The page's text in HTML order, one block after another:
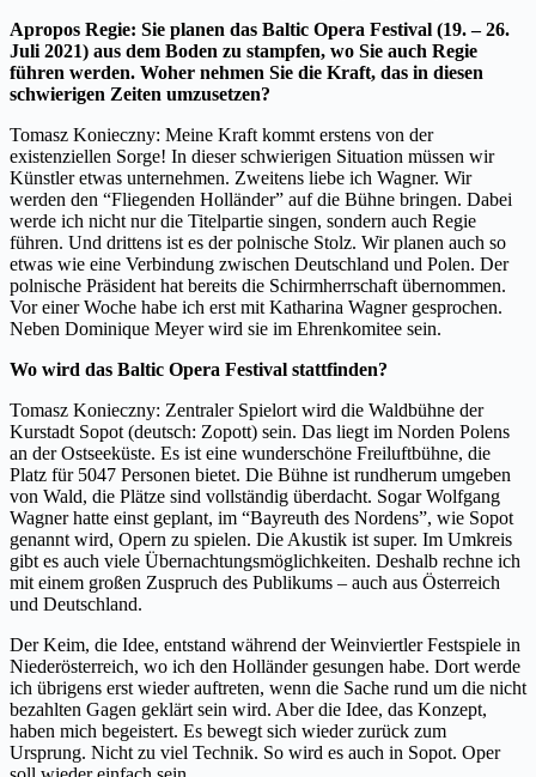
Apropos Regie: Sie planen das Baltic Opera Festival (19. – 26.
Juli 2021) aus dem Boden zu stampfen, wo Sie auch Regie
führen werden. Woher nehmen Sie die Kraft, das in diesen
schwierigen Zeiten umzusetzen?
Tomasz Konieczny: Meine Kraft kommt erstens von der
existenziellen Sorge! In dieser schwierigen Situation müssen wir
Künstler etwas unternehmen. Zweitens liebe ich Wagner. Wir
werden den “Fliegenden Holländer” auf die Bühne bringen. Dabei
werde ich nicht nur die Titelpartie singen, sondern auch Regie
führen. Und drittens ist es der polnische Stolz. Wir planen auch so
etwas wie eine Verbindung zwischen Deutschland und Polen. Der
polnische Präsident hat bereits die Schirmherrschaft übernommen.
Vor einer Woche habe ich erst mit Katharina Wagner gesprochen.
Neben Dominique Meyer wird sie im Ehrenkomitee sein.
Wo wird das Baltic Opera Festival stattfinden?
Tomasz Konieczny: Zentraler Spielort wird die Waldbühne der
Kurstadt Sopot (deutsch: Zopott) sein. Das liegt im Norden Polens
an der Ostseeküste. Es ist eine wunderschöne Freiluftbühne, die
Platz für 5047 Personen bietet. Die Bühne ist rundherum umgeben
von Wald, die Plätze sind vollständig überdacht. Sogar Wolfgang
Wagner hatte einst geplant, im “Bayreuth des Nordens”, wie Sopot
genannt wird, Opern zu spielen. Die Akustik ist super. Im Umkreis
gibt es auch viele Übernachtungsmöglichkeiten. Deshalb rechne ich
mit einem großen Zuspruch des Publikums – auch aus Österreich
und Deutschland.
Der Keim, die Idee, entstand während der Weinviertler Festspiele in
Niederösterreich, wo ich den Holländer gesungen habe. Dort werde
ich übrigens erst wieder auftreten, wenn die Sache rund um die nicht
bezahlten Gagen geklärt sein wird. Aber die Idee, das Konzept,
haben mich begeistert. Es bewegt sich wieder zurück zum
Ursprung. Nicht zu viel Technik. So wird es auch in Sopot. Oper